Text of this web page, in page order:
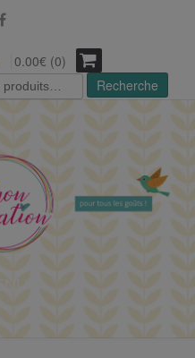
0.00€ (0)
Recherche